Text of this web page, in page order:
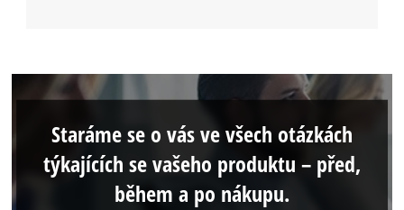
Staráme se o vás ve všech otázkách
týkajících se vašeho produktu – před,
během a po nákupu.